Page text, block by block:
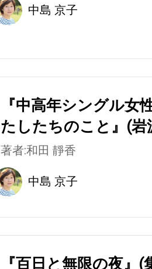
中島 京子
『中高年シングル
たしたちのこと』(岩
著者:和田 靜香
中島 京子
『百日と無限の夜』(